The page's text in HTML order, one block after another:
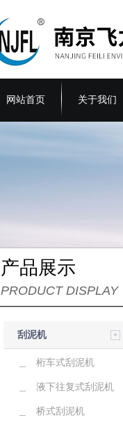
网站首页 关于我们
产品展示
PRODUCT DISPLAY
刮泥机
桁车式刮泥机
液下往复式刮泥机
桥式刮泥机